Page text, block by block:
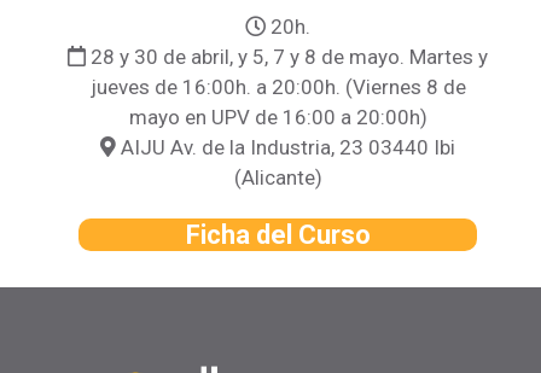
20h.
28 y 30 de abril, y 5, 7 y 8 de mayo. Martes y
jueves de 16:00h. a 20:00h. (Viernes 8 de
mayo en UPV de 16:00 a 20:00h)
AIJU Av. de la Industria, 23 03440 Ibi
(Alicante)
Ficha del Curso